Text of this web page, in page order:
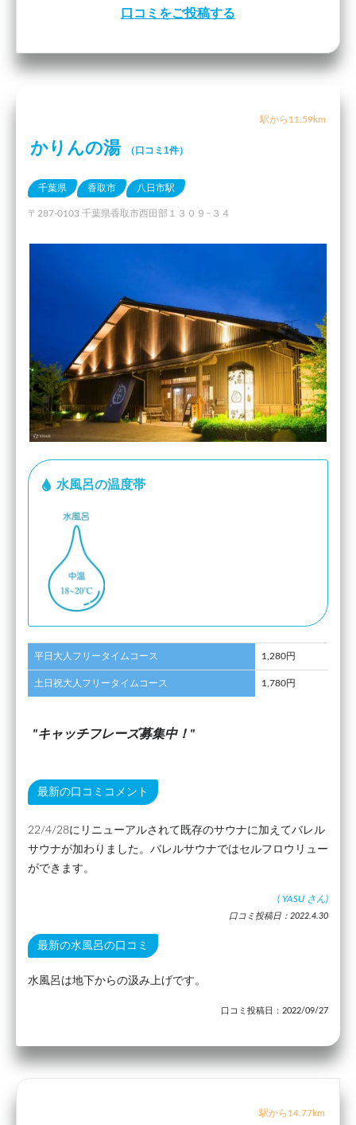
口コミをご投稿する
駅から11.59km
かりんの湯 （口コミ1件）
千葉県 香取市 八日市駅
〒287-0103 千葉県香取市西田部１３０９−３４
水風呂の温度帯
平日大人フリータイムコース 1,280円
土日祝大人フリータイムコース 1,780円
キャッチフレーズ募集中！
最新の口コミコメント
22/4/28にリニューアルされて既存のサウナに加えてバレル
サウナが加わりました。バレルサウナではセルフロウリュー
ができます。
( YASU さん)
口コミ投稿日：2022.4.30
最新の水風呂の口コミ
水風呂は地下からの汲み上げです。
口コミ投稿日：2022/09/27
駅から14.77km